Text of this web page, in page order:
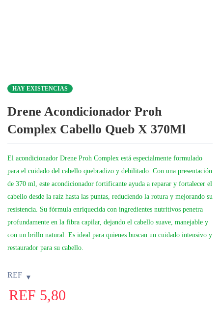
HAY EXISTENCIAS
Drene Acondicionador Proh
Complex Cabello Queb X 370Ml
El acondicionador Drene Proh Complex está especialmente formulado
para el cuidado del cabello quebradizo y debilitado. Con una presentación
de 370 ml, este acondicionador fortificante ayuda a reparar y fortalecer el
cabello desde la raíz hasta las puntas, reduciendo la rotura y mejorando su
resistencia. Su fórmula enriquecida con ingredientes nutritivos penetra
profundamente en la fibra capilar, dejando el cabello suave, manejable y
con un brillo natural. Es ideal para quienes buscan un cuidado intensivo y
restaurador para su cabello.
REF
REF 5,80